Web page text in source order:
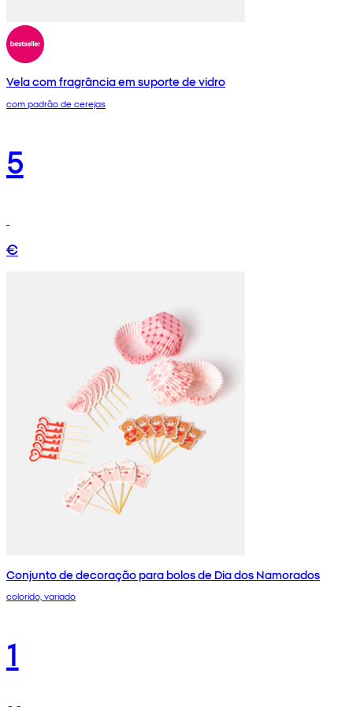
Vela com fragrância em suporte de vidro
com padrão de cerejas
5
€
Conjunto de decoração para bolos de Dia dos Namorados
colorido, variado
1